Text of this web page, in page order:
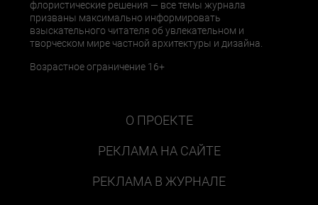
флористические решения — все темы журнала
призваны максимально информировать
взыскательного читателя об увлекательном и
творческом мире частной архитектуры и дизайна.
Возрастное ограничение 16+
О ПРОЕКТЕ
РЕКЛАМА НА САЙТЕ
РЕКЛАМА В ЖУРНАЛЕ